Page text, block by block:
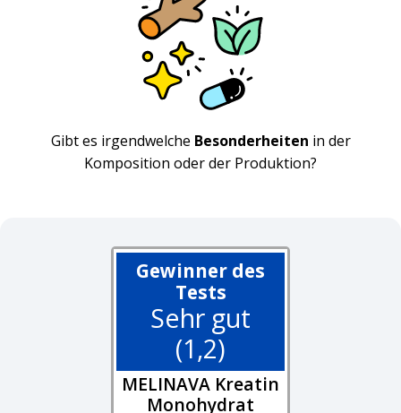
Gibt es irgendwelche Besonderheiten in der
Komposition oder der Produktion?
Gewinner des
Tests
Sehr gut
(1,2)
MELINAVA Kreatin
Monohydrat